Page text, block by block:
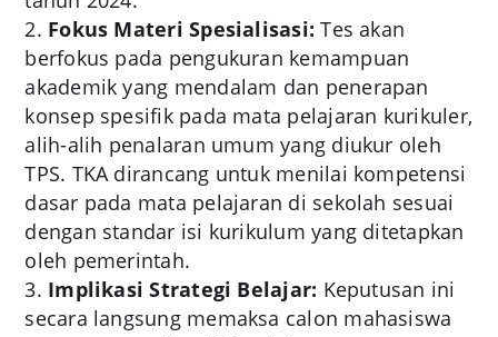
Fokus Materi Spesialisasi: Tes akan
berfokus pada pengukuran kemampuan
akademik yang mendalam dan penerapan
konsep spesifik pada mata pelajaran kurikuler,
alih-alih penalaran umum yang diukur oleh
TPS. TKA dirancang untuk menilai kompetensi
dasar pada mata pelajaran di sekolah sesuai
dengan standar isi kurikulum yang ditetapkan
oleh pemerintah.
Implikasi Strategi Belajar: Keputusan ini
secara langsung memaksa calon mahasiswa